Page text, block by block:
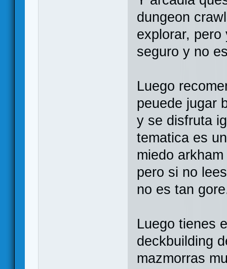
dungeon
explorar,
seguro y no
Luego
peuede jugar
y se disfruta
tematica es
miedo
pero si no
no es tan
Luego tienes
deckbuilding
mazmorras